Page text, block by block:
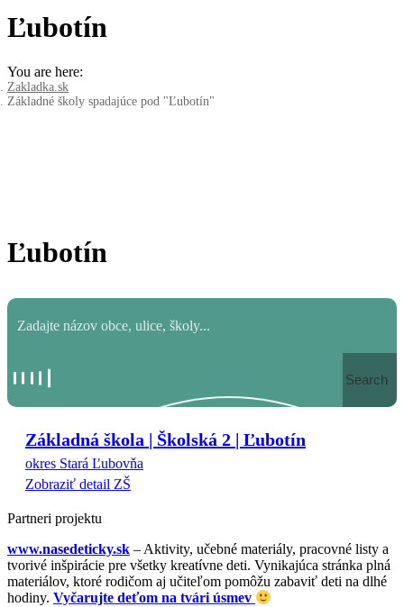
Ľubotín
You are here:
Zakladka.sk
Základné školy spadajúce pod "Ľubotín"
Ľubotín
Search
Základná škola | Školská 2 | Ľubotín
okres Stará Ľubovňa
Zobraziť detail ZŠ
Partneri projektu
www.nasedeticky.sk – Aktivity, učebné materiály, pracovné listy a
tvorivé inšpirácie pre všetky kreatívne deti. Vynikajúca stránka plná
materiálov, ktoré rodičom aj učiteľom pomôžu zabaviť deti na dlhé
hodiny. Vyčarujte deťom na tvári úsmev